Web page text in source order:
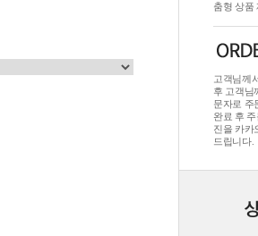
춤형 상품
고객님께
후 고객님
문자로 주
완료 후
진을 카카
드립니다.